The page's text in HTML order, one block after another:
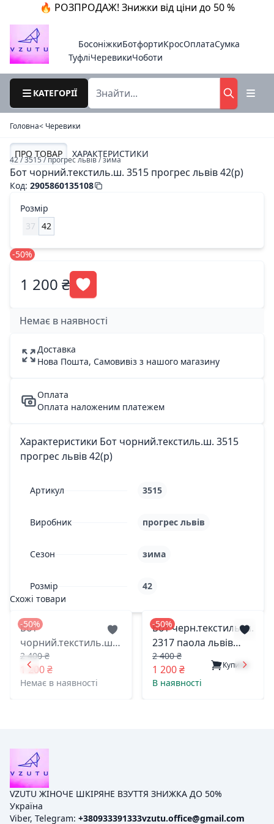
🔥 РОЗПРОДАЖ! Знижки від ціни до 50 %
БосоніжкиБотфортиКросОплатаСумка
ТуфліЧеревикиЧоботи
КАТЕГОРІЇ
Головна< Черевики
ПРО ТОВАР ХАРАКТЕРИСТИКИ
42 / 3515 / прогрес львів / зима
Бот чорний.текстиль.ш. 3515 прогрес львів 42(р)
Код: 2905860135108
Розмір
37 42
-50%
1 200 ₴
Немає в наявності
Доставка
Нова Пошта, Самовивіз з нашого магазину
Оплата
Оплата наложеним платежем
Характеристики Бот чорний.текстиль.ш. 3515
прогрес львів 42(р)
Артикул 3515
Виробник прогрес львів
Сезон зима
Розмір
42
Схожі товари
-50%
Бот
чорний.текстиль.ш.
3515 прогрес львів
37(р)
2 400 ₴
1 200 ₴
Немає в наявності
-50%
Бот черн.текстиль.ш.
2317 паола львів
42(р)
2 400 ₴
1 200 ₴ Купити
В наявності
VZUTU ЖІНОЧЕ ШКІРЯНЕ ВЗУТТЯ ЗНИЖКА ДО 50%
Україна
Viber, Telegram: +380933391333vzutu.office@gmail.com